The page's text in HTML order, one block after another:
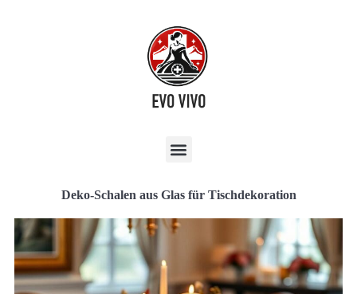
Deko-Schalen aus Glas für Tischdekoration